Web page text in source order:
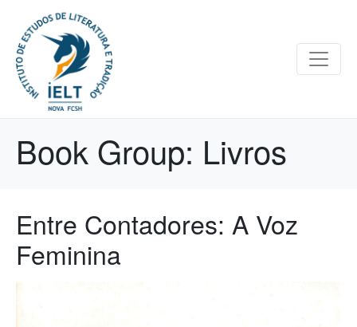
Book Group: Livros
Entre Contadores: A Voz
Feminina